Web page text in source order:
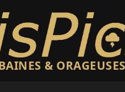
& ORAGEUSES